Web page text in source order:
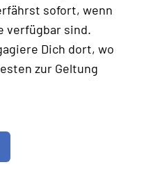
sofort, wenn
verfügbar sind.
Dich dort, wo
zur Geltung